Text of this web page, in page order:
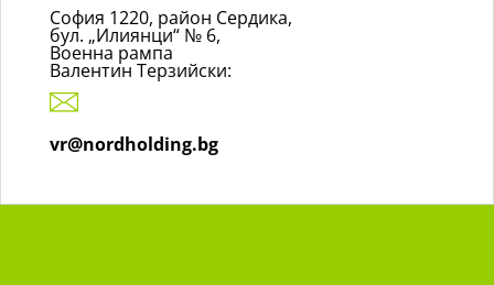
София 1220, район Сердика,
бул. „Илиянци“ № 6,
Военна рампа
Валентин Терзийски:
vr@nordholding.bg